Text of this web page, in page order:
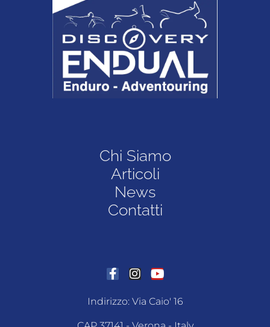
Chi Siamo
Articoli
News
Contatti
Indirizzo: Via Caio' 16